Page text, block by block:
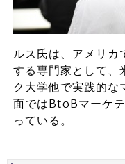
ルス氏は、アメリカ
する専門家として、
ク大学他で実践的な
面ではBtoBマーケ
っている。